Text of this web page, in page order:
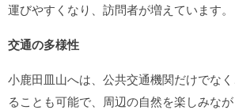
運びやすくなり、訪問者が増えています。
交通の多様性
小鹿田皿山へは、公共交通機関だけでな
ることも可能で、周辺の自然を楽しみな